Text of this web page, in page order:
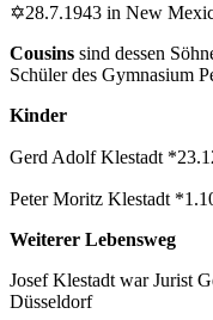
✡28.7.1943 in New
Cousins sind dessen
Schüler des Gymnasium
Kinder
Gerd Adolf Klestadt
Peter Moritz Klestadt
Weiterer Lebensweg
Josef Klestadt war Jurist
Düsseldorf